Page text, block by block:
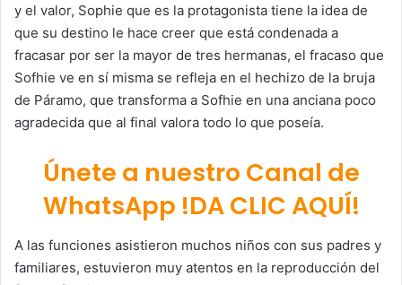
y el valor, Sophie que es la protagonista tiene la idea de
que su destino le hace creer que está condenada a
fracasar por ser la mayor de tres hermanas, el fracaso que
Sofhie ve en sí misma se refleja en el hechizo de la bruja
de Páramo, que transforma a Sofhie en una anciana poco
agradecida que al final valora todo lo que poseía.
Únete a nuestro Canal de
WhatsApp !DA CLIC AQUÍ!
A las funciones asistieron muchos niños con sus padres y
familiares, estuvieron muy atentos en la reproducción del